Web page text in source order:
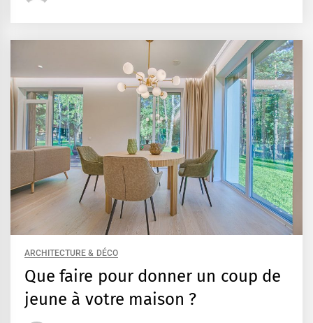
ARCHITECTURE & DÉCO
Que faire pour donner un coup de
jeune à votre maison ?